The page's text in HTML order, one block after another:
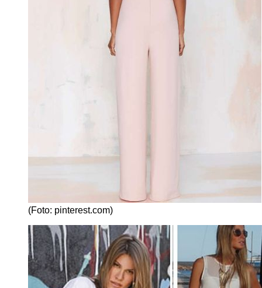
(Foto: pinterest.com)